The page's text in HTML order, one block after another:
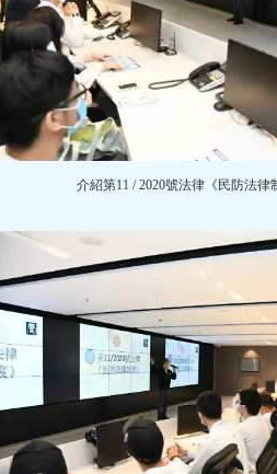
介紹第11 / 2020號法律《民防法